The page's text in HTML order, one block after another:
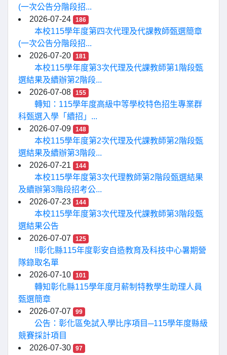
(一次公告分階段招...
2026-07-24
186
本校115學年度第四次代理及代課教師甄選簡章
(一次公告分階段招...
2026-07-20
181
本校115學年度第3次代理及代課教師第1階段甄
選結果及續辦第2階段...
2026-07-08
155
轉知：115學年度高級中等學校特色招生專業群
科甄選入學「續招」...
2026-07-09
148
本校115學年度第2次代理及代課教師第2階段甄
選結果及續辦第3階段...
2026-07-21
144
本校115學年度第3次代理教師第2階段甄選結果
及續辦第3階段招考公...
2026-07-23
144
本校115學年度第3次代理及代課教師第3階段甄
選結果公告
2026-07-07
125
!!彰化縣115年度彰安自造教育及科技中心暑期營
隊錄取名單
2026-07-10
101
轉知彰化縣115學年度月薪制特教學生助理人員
甄選簡章
2026-07-07
99
公告：彰化區免試入學比序項目─115學年度縣級
競賽採計項目
2026-07-30
97